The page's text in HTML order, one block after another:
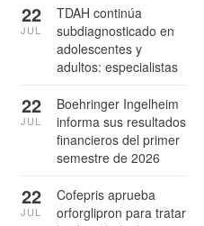
TDAH continúa
subdiagnosticado en
adolescentes y
adultos: especialistas
22
JUL
Boehringer Ingelheim
informa sus resultados
financieros del primer
semestre de 2026
22
JUL
Cofepris aprueba
orforglipron para tratar
22
JUL